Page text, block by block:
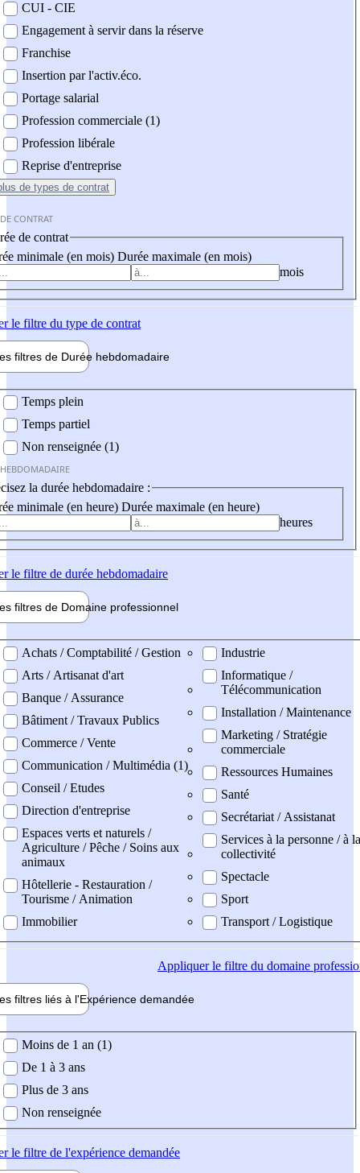
CUI - CIE
Engagement à servir dans la réserve
Franchise
Insertion par l'activ.éco.
Portage salarial
Profession commerciale (1)
Profession libérale
Reprise d'entreprise
de types de contrat
CONTRAT
de contrat
minimale (en mois) Durée maximale (en mois)
mois
le filtre du type de contrat
filtres de Durée hebdomadaire
Temps plein
Temps partiel
Non renseignée (1)
la durée hebdomadaire :
minimale (en heure) Durée maximale (en heure)
heures
le filtre de durée hebdomadaire
filtres de Domaine professionnel
professionel
Achats / Comptabilité / Gestion
Arts / Artisanat d'art
Banque / Assurance
Bâtiment / Travaux Publics
Commerce / Vente
Communication / Multimédia (1)
Conseil / Etudes
Direction d'entreprise
Espaces verts et naturels /
Agriculture / Pêche / Soins aux
animaux
Hôtellerie - Restauration /
Tourisme / Animation
Immobilier
Industrie
Informatique /
Télécommunication
Installation / Maintenance
Marketing / Stratégie
commerciale
Ressources Humaines
Santé
Secrétariat / Assistanat
Services à la personne / à la
collectivité
Spectacle
Sport
Transport / Logistique
Appliquerle filtre du domaine
filtres liés à l'Expérience demandée
demandée
Moins de 1 an (1)
De 1 à 3 ans
Plus de 3 ans
Non renseignée
le filtre de l'expérience demandée